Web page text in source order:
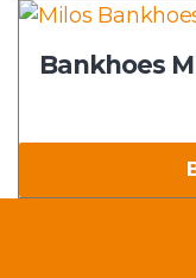
Bankhoes
Dit
heeft
variaties.
optie